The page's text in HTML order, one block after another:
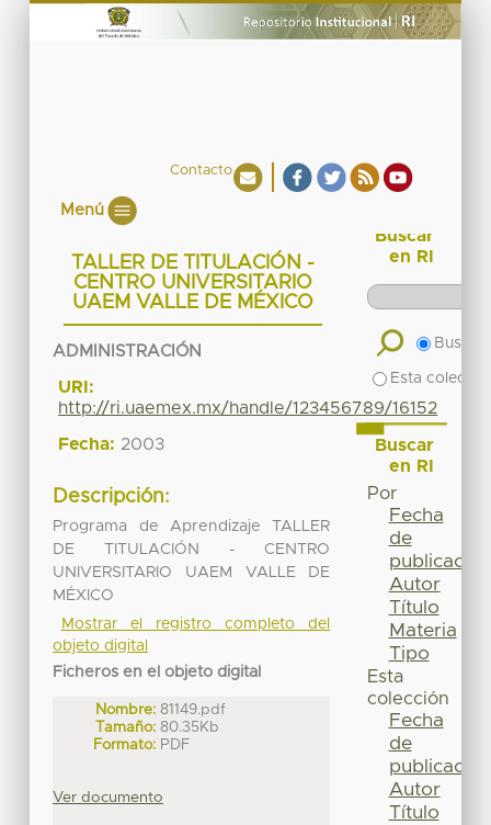
Contacto
Menú
TALLER DE TITULACIÓN -
CENTRO UNIVERSITARIO
UAEM VALLE DE MÉXICO
ADMINISTRACIÓN
URI:
http://ri.uaemex.mx/handle/123456789/16152
Fecha: 2003
Descripción:
Programa de Aprendizaje TALLER
DE TITULACIÓN - CENTRO
UNIVERSITARIO UAEM VALLE DE
MÉXICO
Mostrar el registro completo del
objeto digital
Ficheros en el objeto digital
Nombre: 81149.pdf
Tamaño: 80.35Kb
Formato: PDF
Ver documento
Buscar
en RI
Buscar
Esta
Buscar
en RI
Por
Fecha
de
publicación
Autor
Título
Materia
Tipo
Esta
colección
Fecha
de
publicación
Autor
Título